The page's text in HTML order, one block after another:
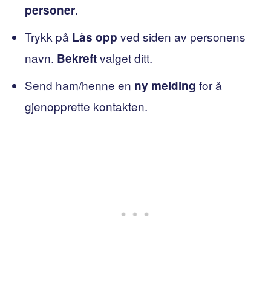
personer.
Trykk på Lås opp ved siden av personens
navn. Bekreftvalget ditt.
Send ham/henne en ny melding for å
gjenopprette kontakten.